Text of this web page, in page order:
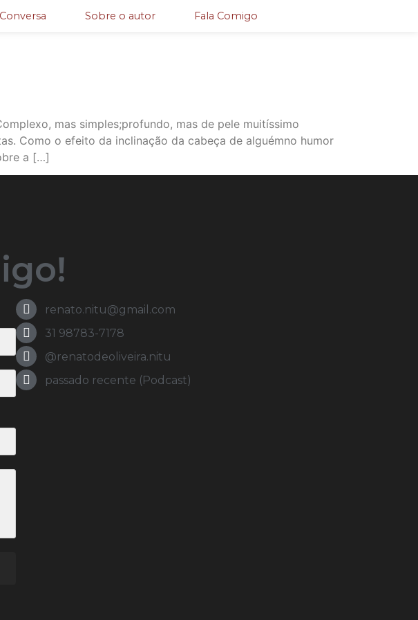
Sobre o autor Fala Comigo
mas simples;profundo, mas de pele muitíssimo
Como o efeito da inclinação da cabeça de alguémno humor
a […]
renato.nitu@gmail.com
31 98783-7178
@renatodeoliveira.nitu
passado recente (Podcast)